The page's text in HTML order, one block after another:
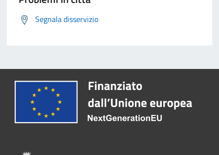
Segnala disservizio